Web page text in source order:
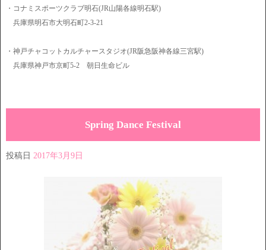
・コナミスポーツクラブ明石(JR山陽各線明石駅)
兵庫県明石市大明石町2-3-21
・神戸チャコットカルチャースタジオ(JR阪急阪神各線三宮駅)
兵庫県神戸市京町5-2 朝日生命ビル
Spring Dance Festival
投稿日 2017年3月9日